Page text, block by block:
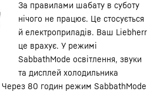
За правилами шабату в суботу
нічого не працює. Це стосується
й електроприладів. Ваш Liebherr
це врахує. У режимі
SabbathMode освітлення, звуки
та дисплей холодильника
Через 80 годин режим SabbathMode